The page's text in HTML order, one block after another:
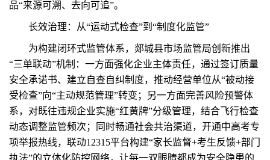
品“来源可溯、去向可追”。
长效治理：从“运动式检查”到“制度化监管”
为构建闭环式监管体系，郯城县市场监管局创新推出
“三单联动”机制：一方面强化企业主体责任，通过签订质量
安全承诺书、建立自查自纠制度，推动经营单位从“被动接
受检查”向“主动规范管理”转变；另一方面完善风险预警体
系，对既往违规企业实施“红黄牌”分级管理，结合飞行检查
动态调整监管频次；同时畅通社会共治渠道，开通中高考专
项举报热线，联动12315平台构建“家长监督+考生反馈+部门